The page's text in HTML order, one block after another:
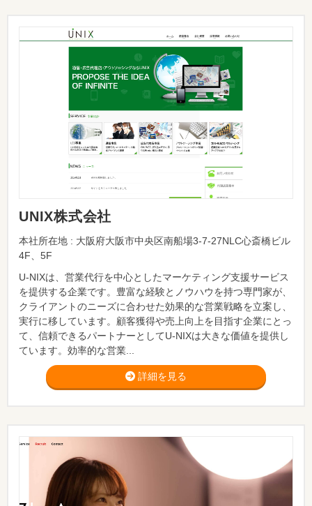
UNIX株式会社
本社所在地 : 大阪府大阪市中央区南船場3-7-27NLC心斎橋ビル
4F、5F
U-NIXは、営業代行を中心としたマーケティング支援サービス
を提供する企業です。豊富な経験とノウハウを持つ専門家が、
クライアントのニーズに合わせた効果的な営業戦略を立案し、
実行に移しています。顧客獲得や売上向上を目指す企業にとっ
て、信頼できるパートナーとしてU-NIXは大きな価値を提供し
ています。効率的な営業...
詳細を見る